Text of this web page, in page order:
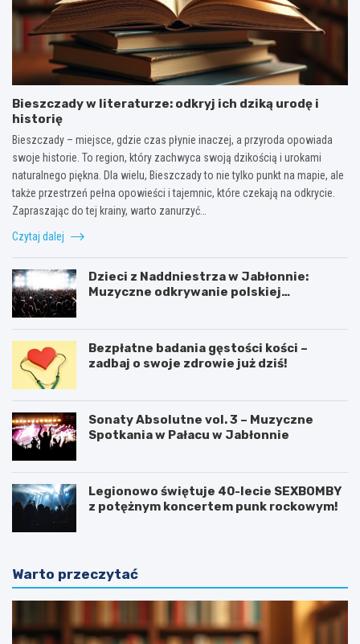
Bieszczady w literaturze: odkryj ich dziką urodę i
historię
Bieszczady – miejsce, gdzie czas płynie inaczej, a przyroda opowiada
swoje historie. To region, który zachwyca swoją dzikością i urokami
naturalnego piękna. Dla wielu, Bieszczady to nie tylko punkt na mapie, ale
także przestrzeń pełna opowieści i tajemnic, które czekają na odkrycie.
Zapraszając do tej krainy, warto zanurzyć…
Czytaj dalej
Dzieci z Naddniestrza w Jabłonnie:
Muzyczne odkrywanie polskiej
Bezpłatne badania gęstości kości –
zadbaj o swoje zdrowie już dziś!
Sonaty Absolutne vol. 3 – Muzyczne
Spotkania w Pałacu w Jabłonnie
Legionowo świętuje 40-lecie SEXBOMBY
z potężnym koncertem punk rockowym!
Warto przeczytać